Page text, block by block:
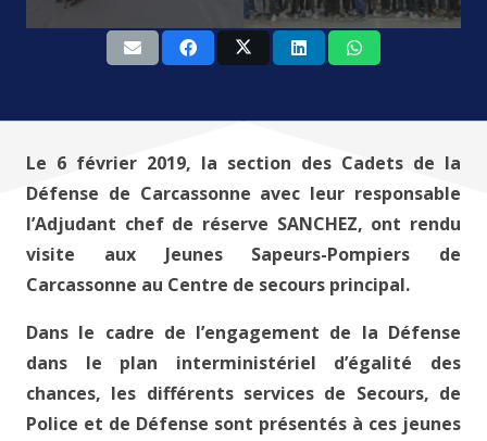
Le 6 février 2019, la section des Cadets de la
Défense de Carcassonne avec leur responsable
l’Adjudant chef de réserve SANCHEZ, ont rendu
visite aux Jeunes Sapeurs-Pompiers de
Carcassonne au Centre de secours principal.
Dans le cadre de l’engagement de la Défense
dans le plan interministériel d’égalité des
chances, les différents services de Secours, de
Police et de Défense sont présentés à ces jeunes